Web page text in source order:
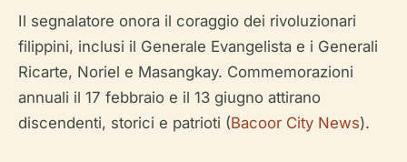
Il segnalatore onora il coraggio dei rivoluzionari
filippini, inclusi il Generale Evangelista e i Generali
Ricarte, Noriel e Masangkay. Commemorazioni
annuali il 17 febbraio e il 13 giugno attirano
discendenti, storici e patrioti (Bacoor City News).